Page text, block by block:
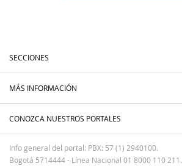
SECCIONES
MÁS INFORMACIÓN
CONOZCA NUESTROS PORTALES
Info general del portal: PBX: 57 (1) 2940100.
Bogotá 5714444 - Línea Nacional 01 8000 110 211.